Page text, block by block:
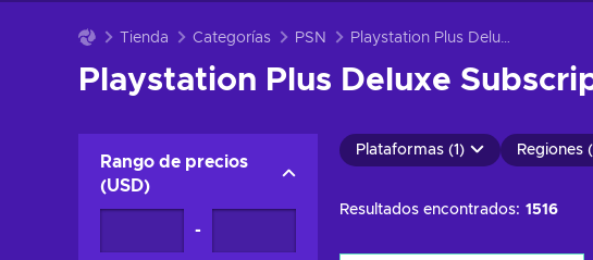
Tienda Categorías PSN Playstation Plus Deluxe
Playstation Plus Deluxe
Rango de precios
(USD)
-
Plataformas (1) Regiones
Resultados encontrados: 1516